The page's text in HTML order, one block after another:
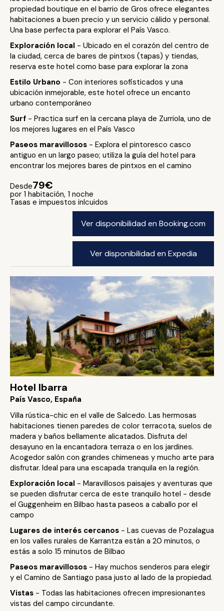
propiedad boutique en el barrio de Gros ofrece elegantes
habitaciones a buen precio y un servicio cálido y personal.
Una base perfecta para explorar el País Vasco.
Exploración local - Ubicado en el corazón del centro de
la ciudad, cerca de bares de pintxos (tapas) y tiendas,
reserva este hotel como base para explorar la zona
Estilo Urbano - Con interiores sofisticados y una
ubicación inmejorable, este hotel ofrece un encanto
urbano contemporáneo
Surf - Practica surf en la cercana playa de Zurriola, uno de
los mejores lugares en el País Vasco
Paseos maravillosos - Explora el pintoresco casco
antiguo en un largo paseo; utiliza la guía del hotel para
encontrar los mejores bares de pintxos en el camino
Desde79€
por 1 habitación, 1 noche
Tasas e impuestos inlcuidos
Ver disponibilidad en Booking.com
Ver disponibilidad en Expedia
Hotel Ibarra
País Vasco, España
Villa rústica-chic en el valle de Salcedo. Las hermosas
habitaciones tienen paredes de color terracota, suelos de
madera y baños bellamente alicatados. Disfruta del
desayuno en la encantadora terraza o en los jardines.
Acogedor salón con grandes chimeneas y mucho arte para
disfrutar. Ideal para una escapada tranquila en la región.
Exploración local - Maravillosos paisajes y aventuras que
se pueden disfrutar cerca de este tranquilo hotel - desde
el Guggenheim en Bilbao hasta paseos a caballo por el
campo
Lugares de interés cercanos - Las cuevas de Pozalagua
en los valles rurales de Karrantza están a 20 minutos, o
estás a solo 15 minutos de Bilbao
Paseos maravillosos - Hay muchos senderos para elegir
y el Camino de Santiago pasa justo al lado de la propiedad.
Vistas - Todas las habitaciones ofrecen impresionantes
vistas del campo circundante.